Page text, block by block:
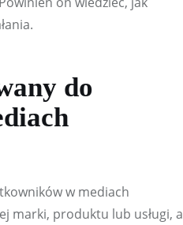
do
w mediach
marki, produktu lub usługi, a